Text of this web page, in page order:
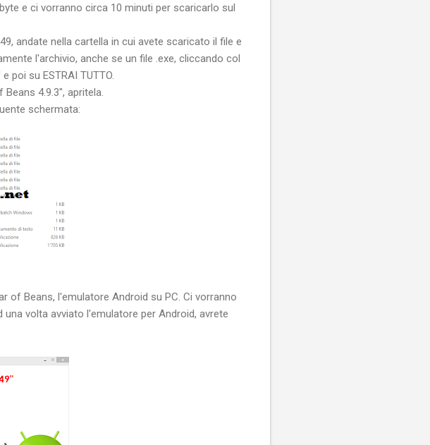
e ci vorranno circa 10 minuti per scaricarlo sul
andate nella cartella in cui avete scaricato il file e
l'archivio, anche se un file .exe, cliccando col
poi su ESTRAI TUTTO.
4.9.3", apritela.
schermata:
of Beans, l'emulatore Android su PC. Ci vorranno
volta avviato l'emulatore per Android, avrete